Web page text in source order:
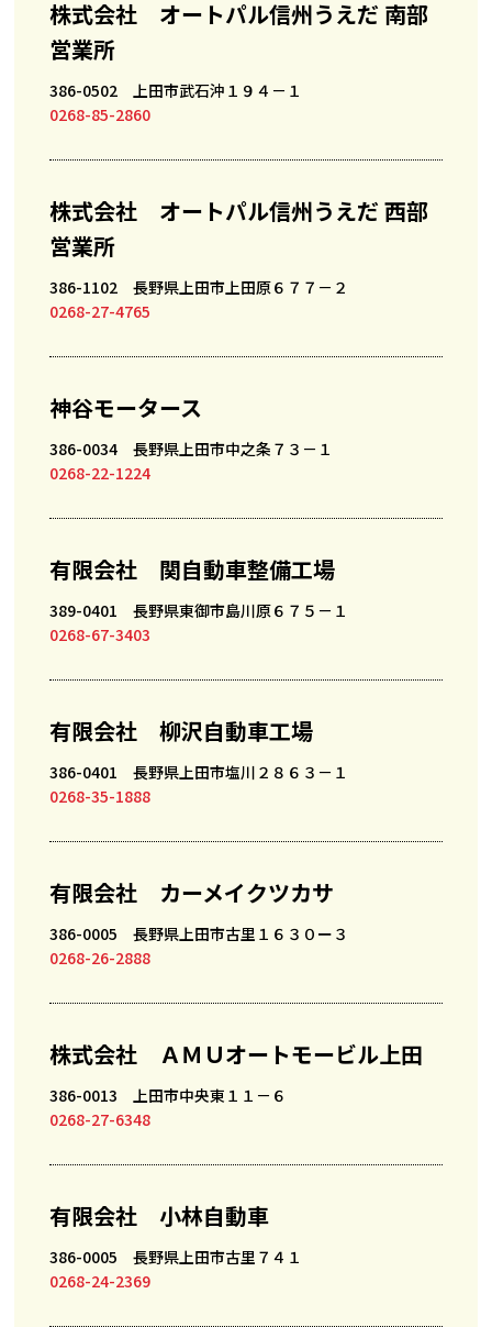
株式会社 オートパル信州うえだ 南部
営業所
386-0502 上田市武石沖１９４－１
0268-85-2860
株式会社 オートパル信州うえだ 西部
営業所
386-1102 長野県上田市上田原６７７－２
0268-27-4765
神谷モータース
386-0034 長野県上田市中之条７３－１
0268-22-1224
有限会社 関自動車整備工場
389-0401 長野県東御市島川原６７５－１
0268-67-3403
有限会社 柳沢自動車工場
386-0401 長野県上田市塩川２８６３－１
0268-35-1888
有限会社 カーメイクツカサ
386-0005 長野県上田市古里１６３０ー３
0268-26-2888
株式会社 ＡＭＵオートモービル上田
386-0013 上田市中央東１１－６
0268-27-6348
有限会社 小林自動車
386-0005 長野県上田市古里７４１
0268-24-2369